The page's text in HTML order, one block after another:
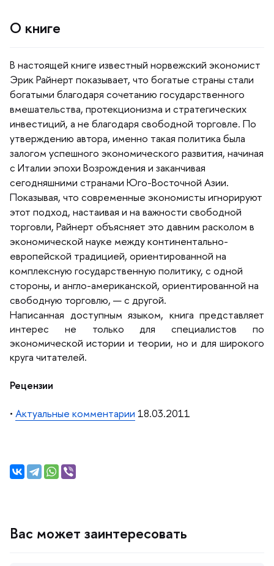
О книге
настоящей книге известный норвежский экономист
Эрик Райнерт показывает, что богатые страны стали
огатыми благодаря сочетанию государственного
мешательства, протекционизма и стратегических
инвестиций, а не благодаря свободной торговле. По
утверждению автора, именно такая политика была
залогом успешного экономического развития, начиная
с Италии эпохи Возрождения и заканчивая
сегодняшними странами Юго-Восточной Азии.
Показывая, что современные экономисты игнорируют
этот подход, настаивая и на важности свободной
торговли, Райнерт объясняет это давним расколом
экономической науке между континентально-
европейской традицией, ориентированной на
комплексную государственную политику, с одной
стороны, и англо-американской, ориентированной на
свободную торговлю, — с другой.
Написанная доступным языком, книга представляет
интерес не только для специалистов по
экономической истории и теории, но и для широкого
круга читателей.
Рецензии
• Актуальные комментарии 18.03.2011
ас может заинтересовать